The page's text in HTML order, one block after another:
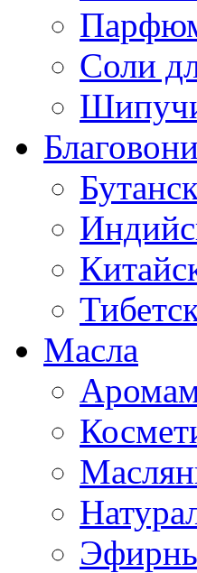
Соли
Масла